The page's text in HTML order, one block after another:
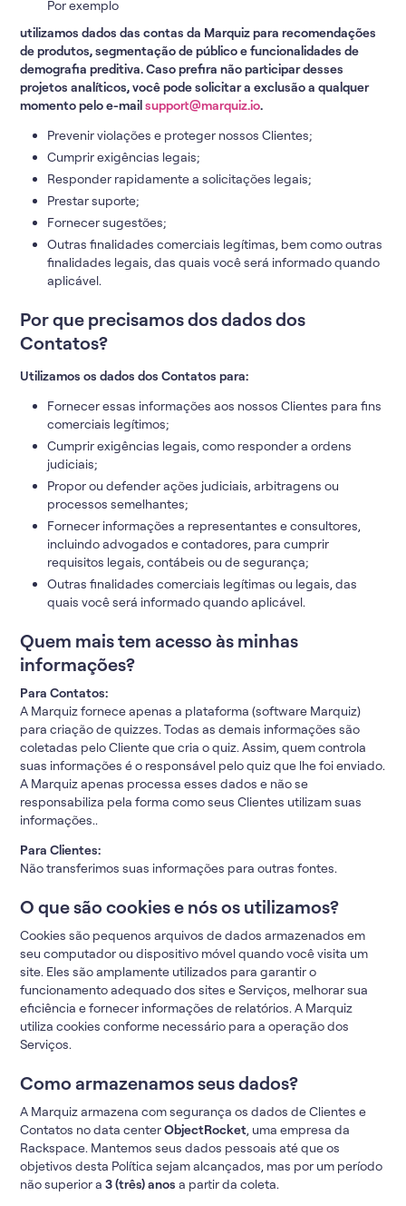
Por exemplo
utilizamos dados das contas da Marquiz para recomendações
de produtos, segmentação de público e funcionalidades de
demografia preditiva. Caso prefira não participar desses
projetos analíticos, você pode solicitar a exclusão a qualquer
momento pelo e-mailsupport@marquiz.io.
Prevenir violações e proteger nossos Clientes;
Cumprir exigências legais;
Responder rapidamente a solicitações legais;
Prestar suporte;
Fornecer sugestões;
Outras finalidades comerciais legítimas, bem como outras
finalidades legais, das quais você será informado quando
aplicável.
Por que precisamos dos dados dos
Contatos?
Utilizamos os dados dos Contatos para:
Fornecer essas informações aos nossos Clientes para fins
comerciais legítimos;
Cumprir exigências legais, como responder a ordens
judiciais;
Propor ou defender ações judiciais, arbitragens ou
processos semelhantes;
Fornecer informações a representantes e consultores,
incluindo advogados e contadores, para cumprir
requisitos legais, contábeis ou de segurança;
Outras finalidades comerciais legítimas ou legais, das
quais você será informado quando aplicável.
Quem mais tem acesso às minhas
informações?
Para Contatos:
A Marquiz fornece apenas a plataforma (software Marquiz)
para criação de quizzes. Todas as demais informações são
coletadas pelo Cliente que cria o quiz. Assim, quem controla
suas informações é o responsável pelo quiz que lhe foi enviado.
A Marquiz apenas processa esses dados e não se
responsabiliza pela forma como seus Clientes utilizam suas
informações..
Para Clientes:
Não transferimos suas informações para outras fontes.
O que são cookies e nós os utilizamos?
Cookies são pequenos arquivos de dados armazenados em
seu computador ou dispositivo móvel quando você visita um
site. Eles são amplamente utilizados para garantir o
funcionamento adequado dos sites e Serviços, melhorar sua
eficiência e fornecer informações de relatórios. A Marquiz
utiliza cookies conforme necessário para a operação dos
Serviços.
Como armazenamos seus dados?
A Marquiz armazena com segurança os dados de Clientes e
Contatos no data centerObjectRocket, uma empresa da
Rackspace. Mantemos seus dados pessoais até que os
objetivos desta Política sejam alcançados, mas por um período
não superior a3 (três) anos a partir da coleta.